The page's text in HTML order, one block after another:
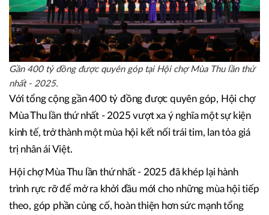
Gần 400 tỷ đồng được quyên góp tại Hội chợ Mùa Thu lần thứ
Với tổng cộng gần 400 tỷ đồng được quyên góp, Hội chợ
Mùa Thu lần thứ nhất - 2025 vượt xa ý nghĩa một sự kiện